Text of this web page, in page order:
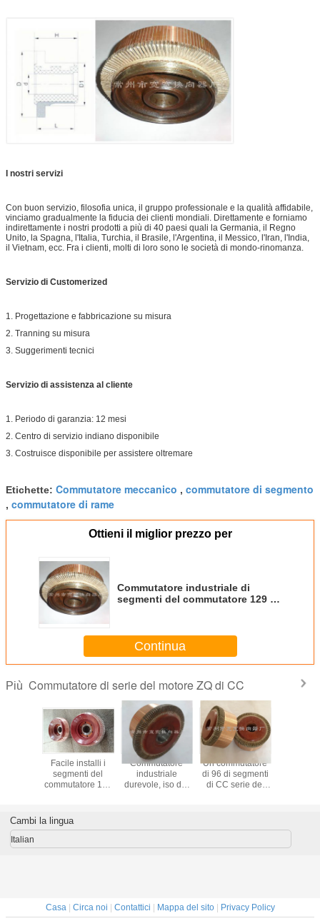
I nostri servizi
Con buon servizio, filosofia unica, il gruppo professionale e la qualità affidabile,
vinciamo gradualmente la fiducia dei clienti mondiali. Direttamente e forniamo
indirettamente i nostri prodotti a più di 40 paesi quali la Germania, il Regno
Unito, la Spagna, l'Italia, Turchia, il Brasile, l'Argentina, il Messico, l'Iran, l'India,
il Vietnam, ecc. Fra i clienti, molti di loro sono le società di mondo-rinomanza.
Servizio di Customerized
1. Progettazione e fabbricazione su misura
2. Tranning su misura
3. Suggerimenti tecnici
Servizio di assistenza al cliente
1. Periodo di garanzia: 12 mesi
2. Centro di servizio indiano disponibile
3. Costruisce disponibile per assistere oltremare
Etichette: Commutatore meccanico , commutatore di segmento
, commutatore di rame
Ottieni il miglior prezzo per
Commutatore industriale di
segmenti del commutatore 129 di
Continua
Più Commutatore di serie del motore ZQ di CC
di
Facile installi i
segmenti del
commutatore 185
su misura
Commutatore
industriale
durevole, iso del
Un commutatore
di 96 di segmenti
di CC serie del
trazione di CC
Cambi la lingua
Italian
Casa| Circa noi Contattici Mappa del sito| Privacy Policy